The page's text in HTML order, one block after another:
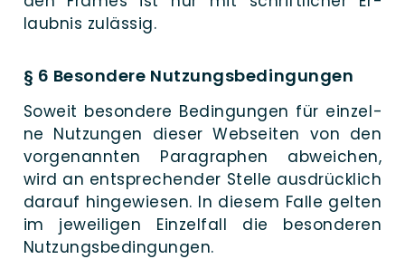
laubnis zulässig.
§ 6 Besondere Nutzungsbedingungen
Soweit beson­de­re Be­dingungen für ein­zel­
ne Nut­zungen die­ser Web­seiten von den
vor­ge­nannten Para­graphen ab­weichen,
wird an ent­sprechender Stel­le aus­drücklich
dar­auf hin­gewiesen. In die­sem Fal­le gel­ten
im je­weiligen Einzel­fall die be­sonderen
Nutzungsbedingungen.